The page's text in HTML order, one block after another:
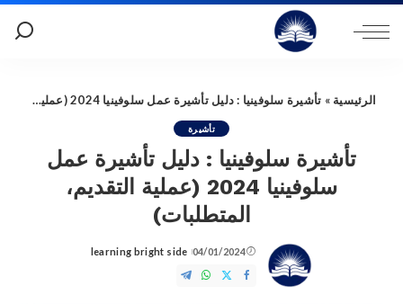
الرئيسية » تأشيرة سلوفينيا : دليل تأشيرة عمل سلوفينيا 2024 (عملية التقديم، المتطلبات)
تأشيرة
تأشيرة سلوفينيا : دليل تأشيرة عمل
سلوفينيا 2024 (عملية التقديم،
المتطلبات)
04/01/2024
Posted
by
learning bright side